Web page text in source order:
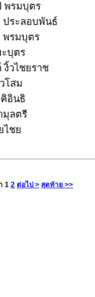
พรมบุตร
ประลอบพันธ์
พรมบุตร
ะบุตร
งิ้วไชยราช
โสม
อินธิ
มุลตรี
ไชย
1 2 ต่อไป > สุดท้าย >>